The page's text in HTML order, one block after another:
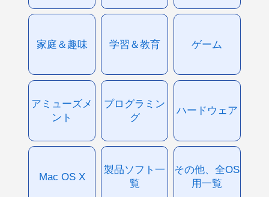
家庭＆趣味 学習＆教育 ゲーム
アミューズメ
ント
プログラミン
グ
ハードウェア
Mac OS X
製品ソフト一
覧
その他、全OS
用一覧